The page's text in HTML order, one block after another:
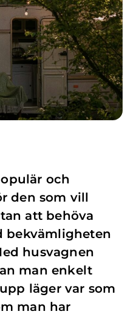
och
den som vill
att behöva
bekvämligheten
husvagnen
man enkelt
läger var som
man har